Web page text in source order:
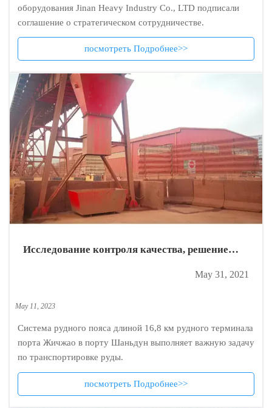
оборудования Jinan Heavy Industry Co., LTD подписали
соглашение о стратегическом сотрудничестве.
посмотреть Подробнее>>
Исследование контроля качества, решение
May 31, 2021
May 11, 2023
Система рудного пояса длиной 16,8 км рудного терминала
порта Жичжао в порту Шаньдун выполняет важную задачу
по транспортировке руды.
посмотреть Подробнее>>